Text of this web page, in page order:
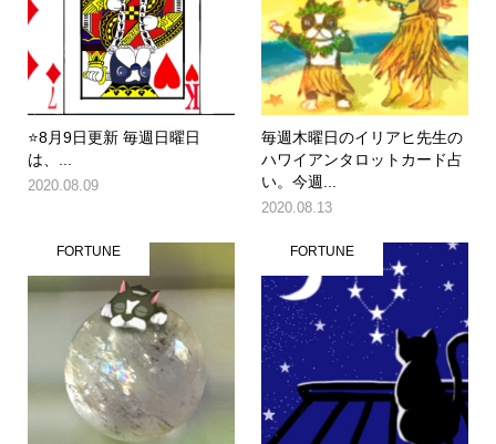
⭐️8月9日更新 毎週日曜日
は、...
2020.08.09
毎週木曜日のイリアヒ先生の
ハワイアンタロットカード占
い。今週...
2020.08.13
FORTUNE FORTUNE